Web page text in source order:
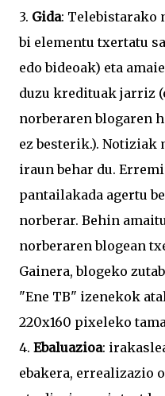
3. Gida: Telebistarako
bi elementu txertatu
edo bideoak) eta
duzu kredituak jarriz
norberaren blogaren
ez besterik.). Notiziak
iraun behar du.
pantailakada agertu
norberar. Behin
norberaren blogean
Gainera, blogeko
"Ene TB" izenekok
220x160 pixeleko
4. Ebaluazioa:
ebakera, errealizazio